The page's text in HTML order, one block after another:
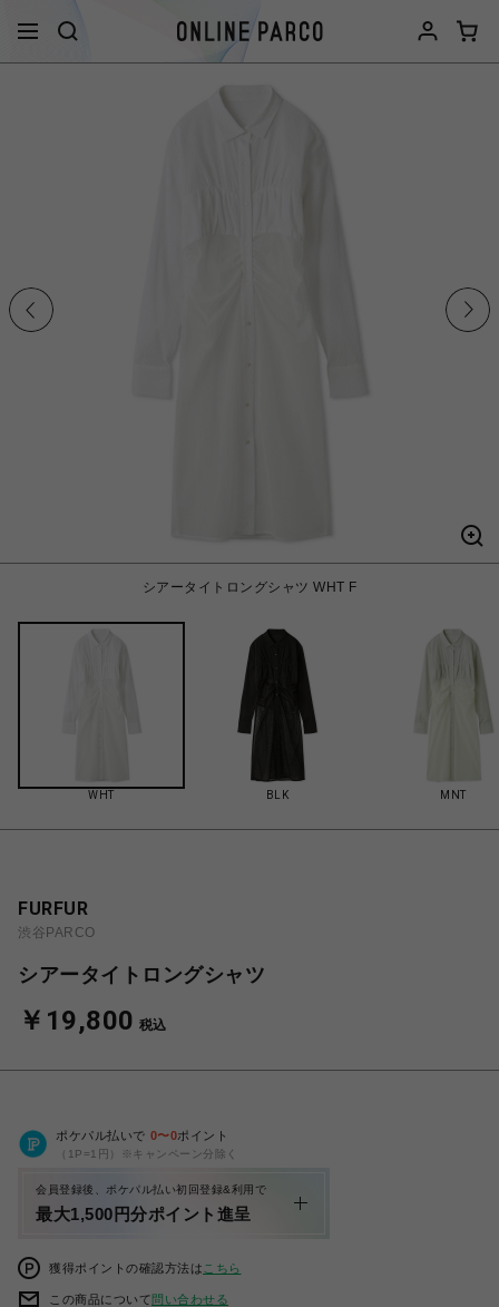
シアータイトロングシャツ WHT F
WHT BLK MNT
FURFUR
渋谷PARCO
シアータイトロングシャツ
￥19,800 税込
ポケパル払いで 0〜0ポイント
（1P=1円）※キャンペーン分除く
会員登録後、ポケパル払い初回登録&利用で
最大1,500円分ポイント進呈
獲得ポイントの確認方法は こちら
この商品について問い合わせる